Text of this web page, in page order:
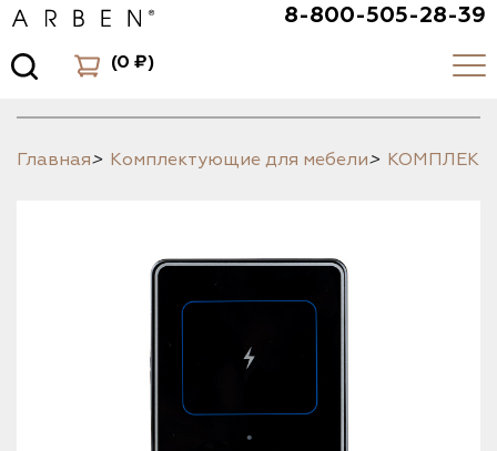
8-800-505-28-39
(0 ₽)
Главная> Комплектующие для мебели>